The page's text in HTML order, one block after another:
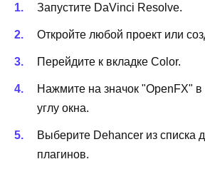
Запустите DaVinci Resolve.
Откройте любой проект или
Перейдите к вкладке Color.
Нажмите на значок "OpenFX"
углу окна.
Выберите Dehancer из списка
плагинов.